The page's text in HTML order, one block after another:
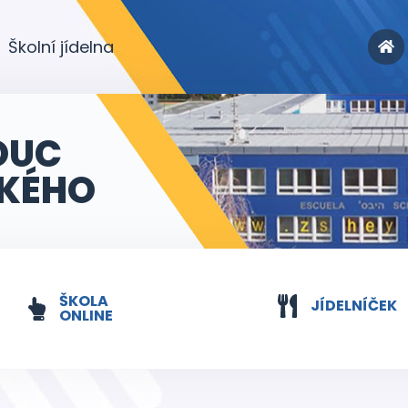
Školní jídelna
ŠKOLA
ONLINE JÍDELNÍČEK